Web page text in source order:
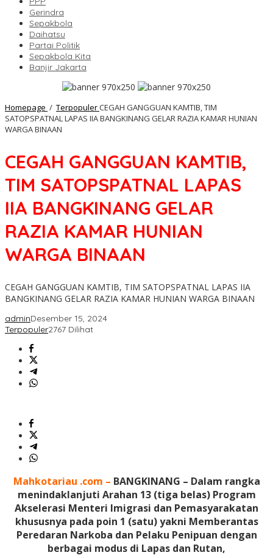
Gerindra
Sepakbola
Daihatsu
Partai Politik
Sepakbola Kita
Banjir Jakarta
Homepage / TerpopulerCEGAH GANGGUAN KAMTIB, TIM
SATOPSPATNAL LAPAS IIA BANGKINANG GELAR RAZIA KAMAR HUNIAN
WARGA BINAAN
CEGAH GANGGUAN KAMTIB,
TIM SATOPSPATNAL LAPAS
IIA BANGKINANG GELAR
RAZIA KAMAR HUNIAN
WARGA BINAAN
CEGAH GANGGUAN KAMTIB, TIM SATOPSPATNAL LAPAS IIA
BANGKINANG GELAR RAZIA KAMAR HUNIAN WARGA BINAAN
adminDesember 15, 2024
Terpopuler2767 Dilihat
Mahkotariau .com – BANGKINANG – Dalam rangka
menindaklanjuti Arahan 13 (tiga belas) Program
Akselerasi Menteri Imigrasi dan Pemasyarakatan
khususnya pada poin 1 (satu) yakni Memberantas
Peredaran Narkoba dan Pelaku Penipuan dengan
berbagai modus di Lapas dan Rutan,